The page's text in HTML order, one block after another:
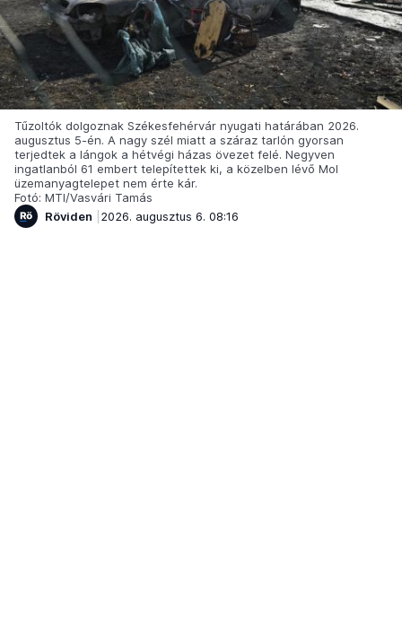
Tűzoltók dolgoznak Székesfehérvár nyugati határában 2026.
augusztus 5-én. A nagy szél miatt a száraz tarlón gyorsan
terjedtek a lángok a hétvégi házas övezet felé. Negyven
ingatlanból 61 embert telepítettek ki, a közelben lévő Mol
üzemanyagtelepet nem érte kár.
Fotó: MTI/Vasvári Tamás
Röviden
2026. augusztus 6. 08:16